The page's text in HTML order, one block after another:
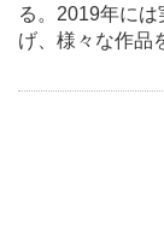
る。2019年には
げ、様々な作品